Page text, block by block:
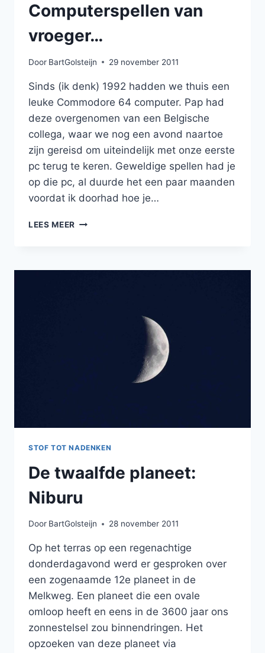
Computerspellen van
vroeger…
Door BartGolsteijn 29 november 2011
Sinds (ik denk) 1992 hadden we thuis een
leuke Commodore 64 computer. Pap had
deze overgenomen van een Belgische
collega, waar we nog een avond naartoe
zijn gereisd om uiteindelijk met onze eerste
pc terug te keren. Geweldige spellen had je
op die pc, al duurde het een paar maanden
voordat ik doorhad hoe je…
LEES MEER COMPUTERSPELLEN
STOF TOT NADENKEN
De twaalfde planeet:
Niburu
Door BartGolsteijn 28 november 2011
Op het terras op een regenachtige
donderdagavond werd er gesproken over
een zogenaamde 12e planeet in de
Melkweg. Een planeet die een ovale
omloop heeft en eens in de 3600 jaar ons
zonnestelsel zou binnendringen. Het
opzoeken van deze planeet via